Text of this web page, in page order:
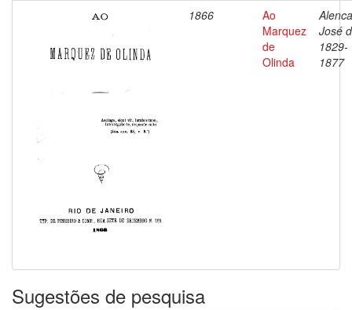
1866
Ao
Marquez
de
Olinda
José
1829-
1877
Sugestões de pesquisa